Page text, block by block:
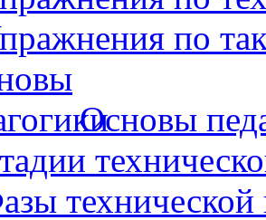
по
Основы
технической